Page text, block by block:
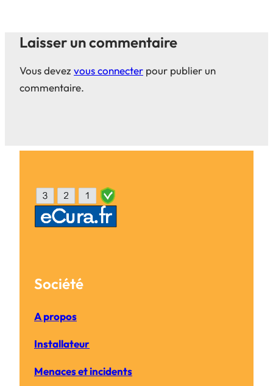
Laisser un commentaire
Vous devez vous connecter pour publier un
commentaire.
Société
A propos
Installateur
Menaces et incidents